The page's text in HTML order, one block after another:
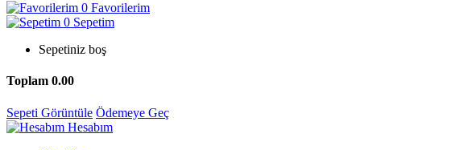
0 Favorilerim
0 Sepetim
Sepetiniz boş
Toplam 0.00
Sepeti Görüntüle Ödemeye Geç
Hesabım